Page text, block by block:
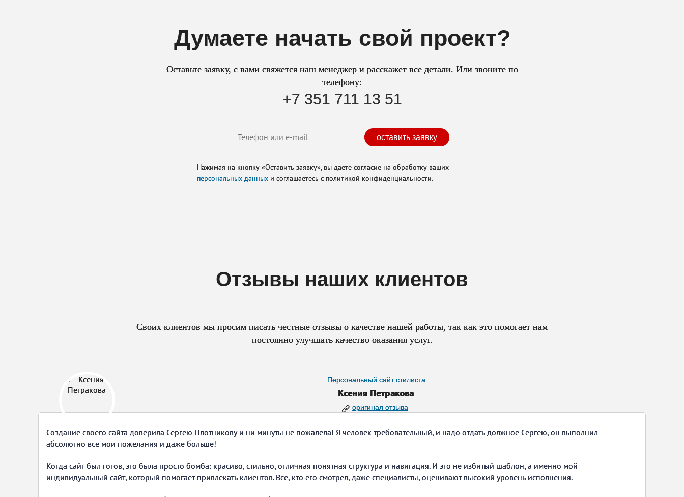
Думаете начать свой проект?
Оставьте заявку, с вами свяжется наш менеджер и расскажет все детали. Или звоните по
телефону:
+7 351 711 13 51
оставить заявку
Нажимая на кнопку «Оставить заявку», вы даете согласие на обработку ваших
персональных данных и соглашаетесь с политикой конфиденциальности.
Отзывы наших клиентов
Своих клиентов мы просим писать честные отзывы о качестве нашей работы, так как это помогает нам
постоянно улучшать качество оказания услуг.
Персональный сайт стилиста
Ксения Петракова
оригинал отзыва
Создание своего сайта доверила Сергею Плотникову и ни минуты не пожалела! Я человек требовательный, и надо отдать должное Сергею, он выполнил
абсолютно все мои пожелания и даже больше!
Когда сайт был готов, это была просто бомба: красиво, стильно, отличная понятная структура и навигация. И это не избитый шаблон, а именно мой
индивидуальный сайт, который помогает привлекать клиентов. Все, кто его смотрел, даже специалисты, оценивают высокий уровень исполнения.